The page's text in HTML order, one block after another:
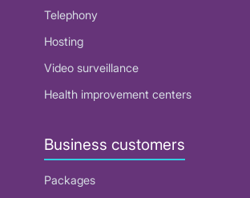
Telephony
Hosting
Video surveillance
Health improvement centers
Business customers
Packages